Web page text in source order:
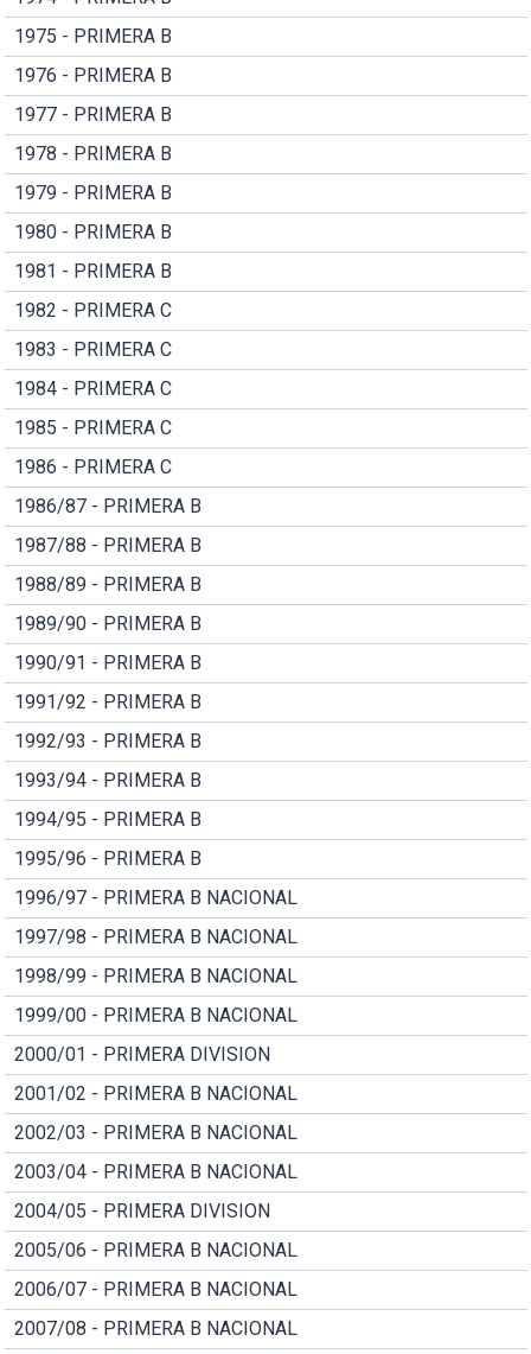
1975 - PRIMERA B
1976 - PRIMERA B
1977 - PRIMERA B
1978 - PRIMERA B
1979 - PRIMERA B
1980 - PRIMERA B
1981 - PRIMERA B
1982 - PRIMERA C
1983 - PRIMERA C
1984 - PRIMERA C
1985 - PRIMERA C
1986 - PRIMERA C
1986/87 - PRIMERA B
1987/88 - PRIMERA B
1988/89 - PRIMERA B
1989/90 - PRIMERA B
1990/91 - PRIMERA B
1991/92 - PRIMERA B
1992/93 - PRIMERA B
1993/94 - PRIMERA B
1994/95 - PRIMERA B
1995/96 - PRIMERA B
1996/97 - PRIMERA B NACIONAL
1997/98 - PRIMERA B NACIONAL
1998/99 - PRIMERA B NACIONAL
1999/00 - PRIMERA B NACIONAL
2000/01 - PRIMERA DIVISION
2001/02 - PRIMERA B NACIONAL
2002/03 - PRIMERA B NACIONAL
2003/04 - PRIMERA B NACIONAL
2004/05 - PRIMERA DIVISION
2005/06 - PRIMERA B NACIONAL
2006/07 - PRIMERA B NACIONAL
2007/08 - PRIMERA B NACIONAL